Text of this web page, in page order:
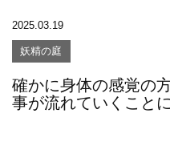
2025.03.19
妖精の庭
確かに身体の感覚の
事が流れていくこと